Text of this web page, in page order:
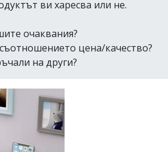
ви харесва или не.
очаквания?
цена/качество?
на други?